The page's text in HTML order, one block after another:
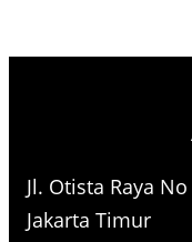
Jl. Otista Raya
Jakarta Timur